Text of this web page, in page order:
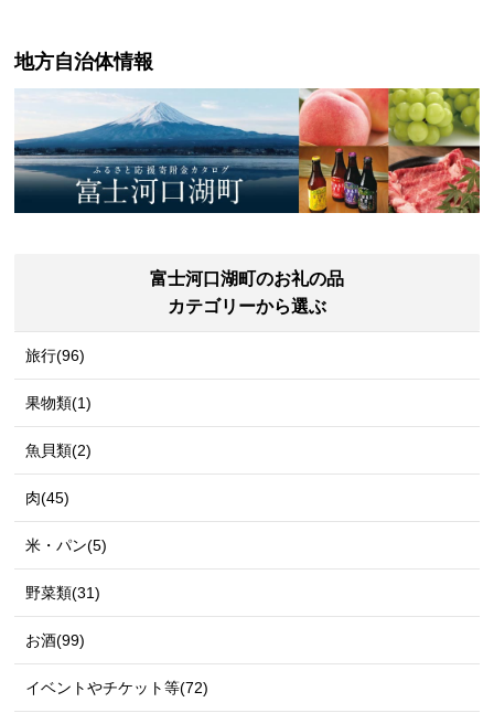
地方自治体情報
富士河口湖町のお礼の品
カテゴリーから選ぶ
旅行(96)
果物類(1)
魚貝類(2)
肉(45)
米・パン(5)
野菜類(31)
お酒(99)
イベントやチケット等(72)